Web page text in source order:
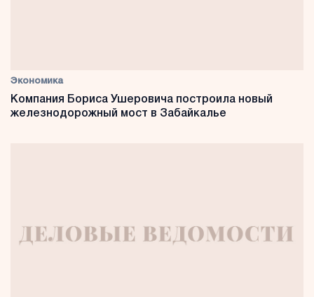
Экономика
Компания Бориса Ушеровича построила новый
железнодорожный мост в Забайкалье